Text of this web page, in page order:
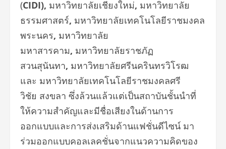
(CIDI), มหาวิทยาลัยเชียงใหม่, มหาวิทยาลัย
ธรรมศาสตร์, มหาวิทยาลัยเทคโนโลยีราชมงคล
พระนคร, มหาวิทยาลัย
มหาสารคาม, มหาวิทยาลัยราชภัฏ
สวนสุนันทา, มหาวิทยาลัยศรีนครินทรวิโรฒ
และ มหาวิทยาลัยเทคโนโลยีราชมงคลศรี
วิชัย สงขลา ซึ่งล้วนแล้วแต่เป็นสถาบันชั้นนำที่
ให้ความสำคัญและมีชื่อเสียงในด้านการ
ออกแบบและการส่งเสริมด้านแฟชั่นดีไซน์ มา
ร่วมออกแบบคอลเลคชั่นจากแนวความคิดของ